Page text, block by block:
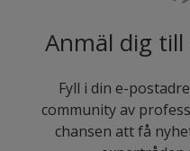
Anmäl dig
Fyll i din e-
community av
chansen att få